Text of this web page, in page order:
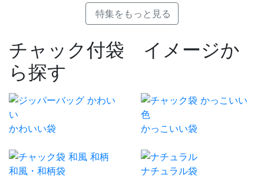
特集をもっと見る
チャック付袋 イメージか
ら探す
かわいい袋 かっこいい袋
和風・和柄袋 ナチュラル袋